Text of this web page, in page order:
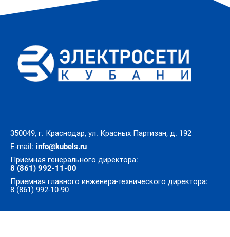
350049, г. Краснодар, ул. Красных Партизан, д. 192
E-mail: info@kubels.ru
Приемная генерального директора:
8 (861) 992-11-00
Приемная главного инженера-технического директора:
8 (861) 992-10-90